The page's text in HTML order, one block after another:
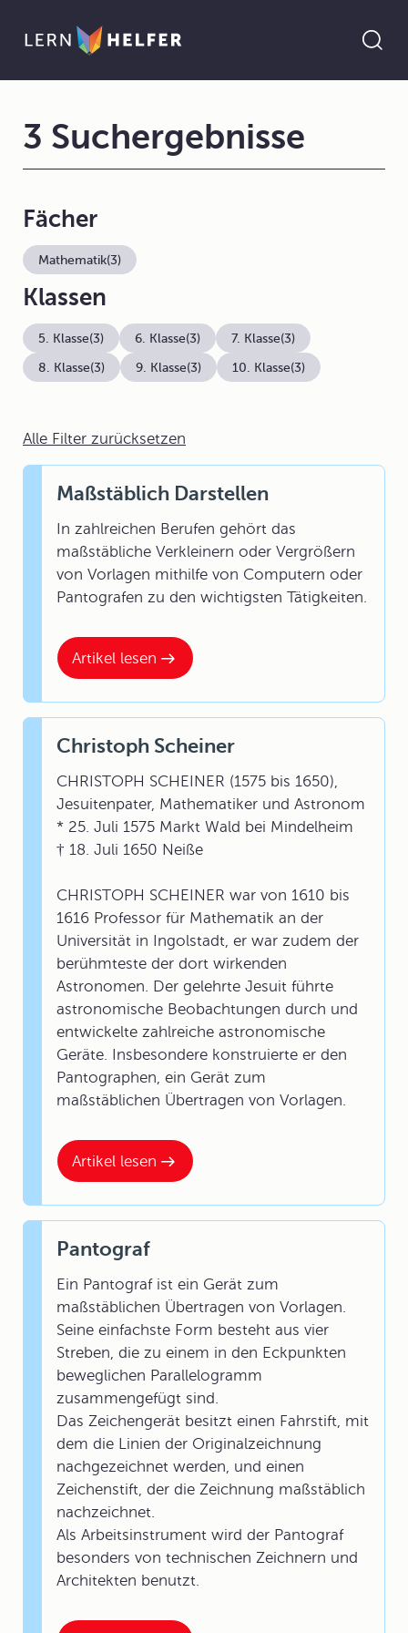
Alle Filter zurücksetzen
Artikel lesen
Maßstäblich Darstellen
In zahlreichen Berufen gehört das
maßstäbliche Verkleinern oder Vergrößern
von Vorlagen mithilfe von Computern oder
Pantografen zu den wichtigsten Tätigkeiten.
Artikel lesen
Christoph Scheiner
CHRISTOPH SCHEINER (1575 bis 1650),
Jesuitenpater, Mathematiker und Astronom
* 25. Juli 1575 Markt Wald bei Mindelheim
† 18. Juli 1650 Neiße
CHRISTOPH SCHEINER war von 1610 bis
1616 Professor für Mathematik an der
Universität in Ingolstadt, er war zudem der
berühmteste der dort wirkenden
Astronomen. Der gelehrte Jesuit führte
astronomische Beobachtungen durch und
entwickelte zahlreiche astronomische
Geräte. Insbesondere konstruierte er den
Pantographen, ein Gerät zum
maßstäblichen Übertragen von Vorlagen.
Pantograf
Ein Pantograf ist ein Gerät zum
maßstäblichen Übertragen von Vorlagen.
Seine einfachste Form besteht aus vier
Streben, die zu einem in den Eckpunkten
beweglichen Parallelogramm
zusammengefügt sind.
Das Zeichengerät besitzt einen Fahrstift, mit
dem die Linien der Originalzeichnung
nachgezeichnet werden, und einen
Zeichenstift, der die Zeichnung maßstäblich
nachzeichnet.
Als Arbeitsinstrument wird der Pantograf
besonders von technischen Zeichnern und
Architekten benutzt.
3 Suchergebnisse
Fächer
Mathematik(3)
Klassen
5. Klasse(3) 6. Klasse(3) 7. Klasse(3)
8. Klasse(3) 9. Klasse(3) 10. Klasse(3)